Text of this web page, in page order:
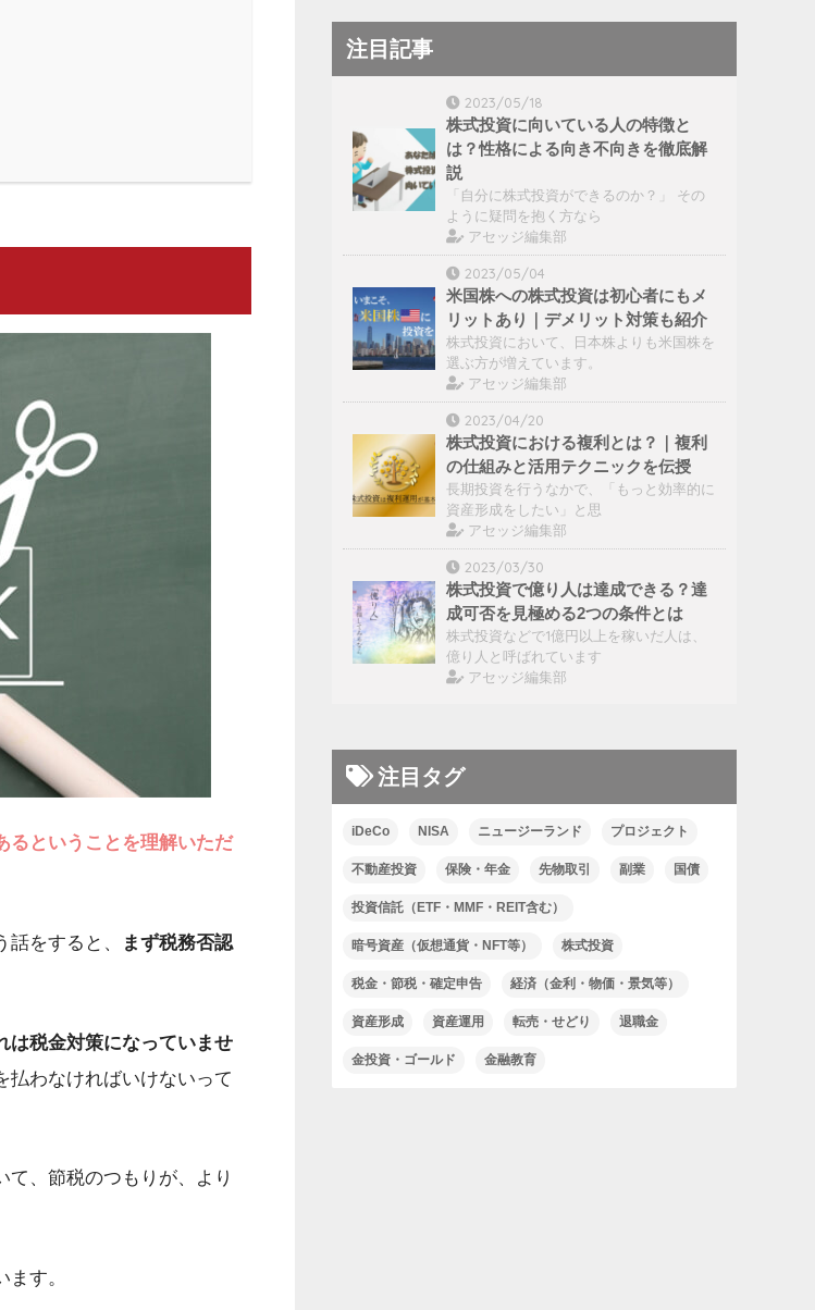
るということを理解いただ
をすると、
まず税務否認
は税金対策になっていませ
払わなければいけないって
、節税のつもりが、より
す。
注目記事
2023/05/18
株式投資に向いている人の特徴と
は？性格による向き不向きを徹底解
説
「自分に株式投資ができるのか？」 その
ように疑問を抱く方なら
アセッジ編集部
2023/05/04
米国株への株式投資は初心者にもメ
リットあり｜デメリット対策も紹介
株式投資において、日本株よりも米国株を
選ぶ方が増えています。
アセッジ編集部
2023/04/20
株式投資における複利とは？｜複利
の仕組みと活用テクニックを伝授
長期投資を行うなかで、「もっと効率的に
資産形成をしたい」と思
アセッジ編集部
2023/03/30
株式投資で億り人は達成できる？達
成可否を見極める2つの条件とは
株式投資などで1億円以上を稼いだ人は、
億り人と呼ばれています
アセッジ編集部
注目タグ
iDeCo NISA ニュージーランド プロジェクト
不動産投資 保険・年金 先物取引 副業 国債
投資信託（ETF・MMF・REIT含む）
暗号資産（仮想通貨・NFT等） 株式投資
税金・節税・確定申告 経済（金利・物価・景気等）
資産形成 資産運用 転売・せどり 退職金
金投資・ゴールド 金融教育